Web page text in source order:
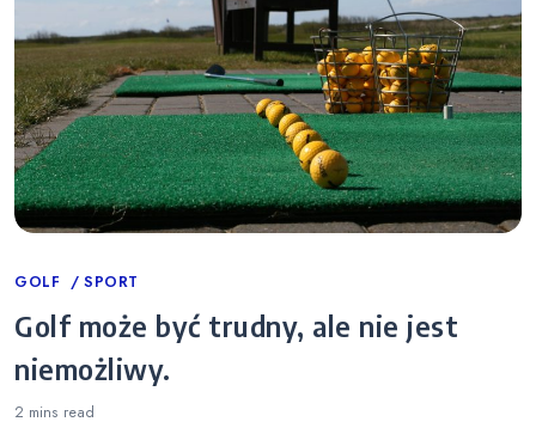
Categories
GOLF SPORT
Golf może być trudny, ale nie jest
niemożliwy.
2 mins read